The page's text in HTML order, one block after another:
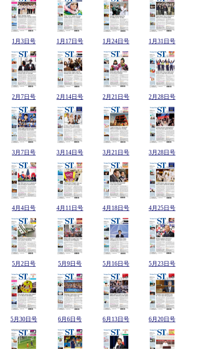
1月3日号 1月17日号 1月24日号 1月31日号
2月7日号 2月14日号 2月21日号 2月28日号
3月7日号 3月14日号 3月21日号 3月28日号
4月4日号 4月11日号 4月18日号 4月25日号
5月2日号 5月9日号 5月16日号 5月23日号
5月30日号 6月6日号 6月13日号 6月20日号